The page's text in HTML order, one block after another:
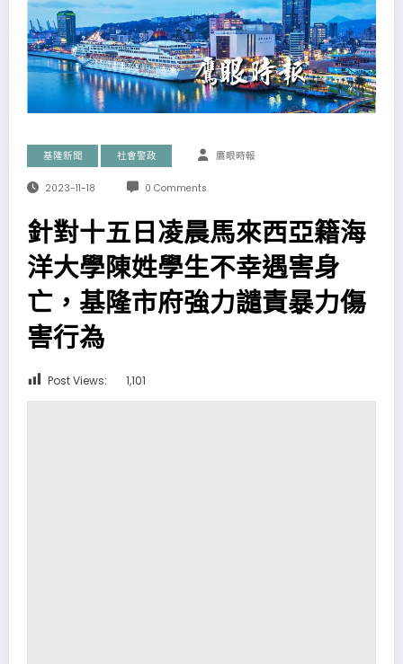
基隆新聞 社會警政 鷹眼時報
2023-11-18 0 Comments
針對十五日凌晨馬來西亞籍海
洋大學陳姓學生不幸遇害身
亡，基隆市府強力譴責暴力傷
害行為
Post Views: 1,101